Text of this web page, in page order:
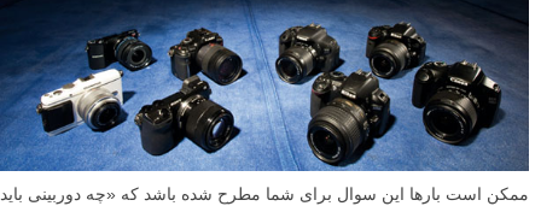
ممکن است بارها این سوال برای شما مطرح شده باشد که «چه دوربینی باید